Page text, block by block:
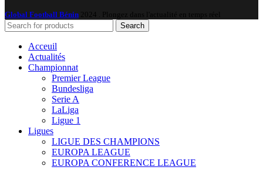
Global Football Bénin 2024 . Plongez dans l'actualité en temps réel
Search
Acceuil
Actualités
Championnat
Premier League
Bundesliga
Serie A
LaLiga
Ligue 1
Ligues
LIGUE DES CHAMPIONS
EUROPA LEAGUE
EUROPA CONFERENCE LEAGUE